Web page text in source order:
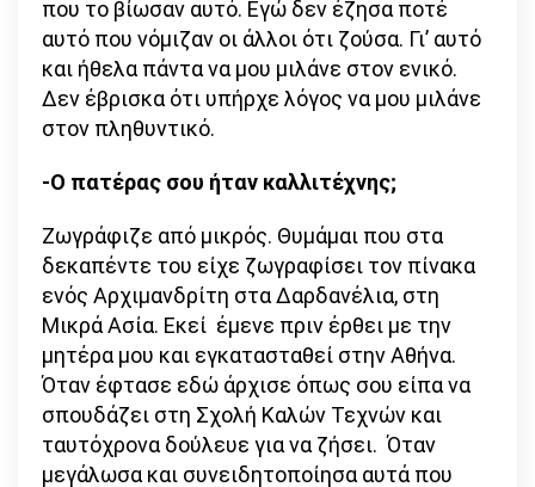
που το βίωσαν αυτό. Εγώ δεν έζησα ποτέ
αυτό που νόμιζαν οι άλλοι ότι ζούσα. Γι’ αυτό
και ήθελα πάντα να μου μιλάνε στον ενικό.
Δεν έβρισκα ότι υπήρχε λόγος να μου μιλάνε
στον πληθυντικό.
-Ο πατέρας σου ήταν καλλιτέχνης;
Ζωγράφιζε από μικρός. Θυμάμαι που στα
δεκαπέντε του είχε ζωγραφίσει τον πίνακα
ενός Αρχιμανδρίτη στα Δαρδανέλια, στη
Μικρά Ασία. Εκεί έμενε πριν έρθει με την
μητέρα μου και εγκατασταθεί στην Αθήνα.
Όταν έφτασε εδώ άρχισε όπως σου είπα να
σπουδάζει στη Σχολή Καλών Τεχνών και
ταυτόχρονα δούλευε για να ζήσει. Όταν
μεγάλωσα και συνειδητοποίησα αυτά που